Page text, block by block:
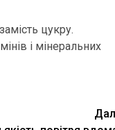
цукру.
і мінеральних